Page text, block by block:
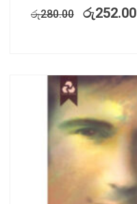
රු280.00 රු252.00